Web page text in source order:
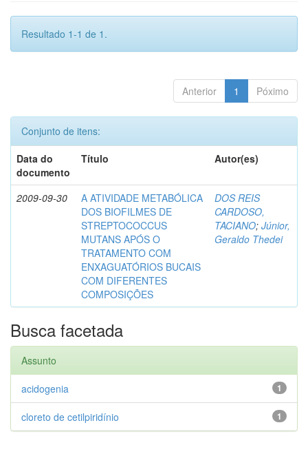
Resultado 1-1 de 1.
Anterior 1 Póximo
Conjunto de itens:
Data do
documento
Título Autor(es)
2009-09-30
A ATIVIDADE METABÓLICA
DOS BIOFILMES DE
STREPTOCOCCUS
MUTANS APÓS O
TRATAMENTO COM
ENXAGUATÓRIOS BUCAIS
COM DIFERENTES
COMPOSIÇÕES
DOS REIS
CARDOSO,
TACIANO; Júnior,
Geraldo Thedei
Busca facetada
Assunto
1
acidogenia
1
cloreto de cetilpiridínio